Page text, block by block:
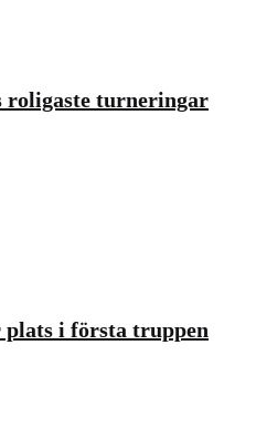
roligaste turneringar
i första truppen